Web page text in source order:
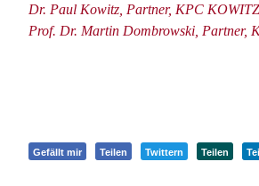
Dr. Paul Kowitz, Partner, KPC
Prof. Dr. Martin Dombrowski, Partner,
Gefällt mir Teilen Twittern Teilen